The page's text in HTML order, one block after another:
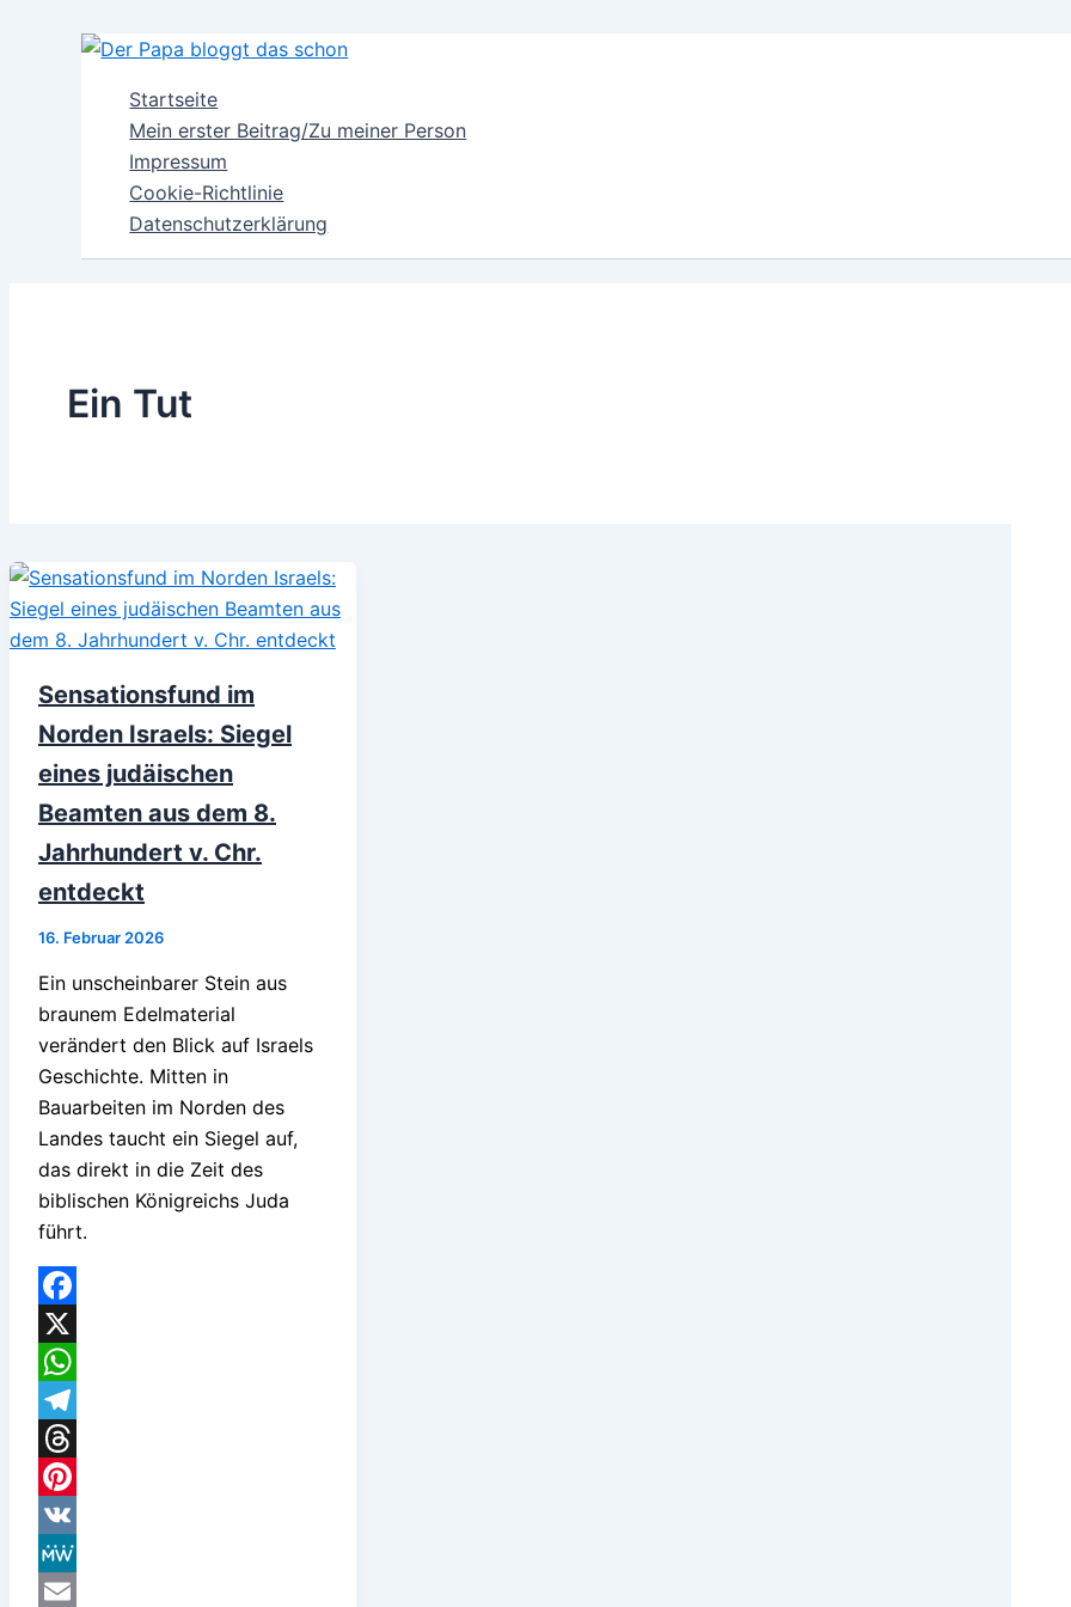
Startseite
Mein erster Beitrag/Zu meiner Person
Impressum
Cookie-Richtlinie
Datenschutzerklärung
Ein Tut
Sensationsfund im
Norden Israels: Siegel
eines judäischen
Beamten aus dem 8.
Jahrhundert v. Chr.
entdeckt
16. Februar 2026
Ein unscheinbarer Stein aus
braunem Edelmaterial
verändert den Blick auf Israels
Geschichte. Mitten in
Bauarbeiten im Norden des
Landes taucht ein Siegel auf,
das direkt in die Zeit des
biblischen Königreichs Juda
führt.
Facebook
X
WhatsApp
Telegram
Threads
Pinterest
VK
MeWe